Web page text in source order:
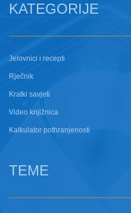
KATEGORIJE
Jelovnici i recepti
Rječnik
Kratki savjeti
Video knjižnica
Kalkulator pothranjenosti
TEME